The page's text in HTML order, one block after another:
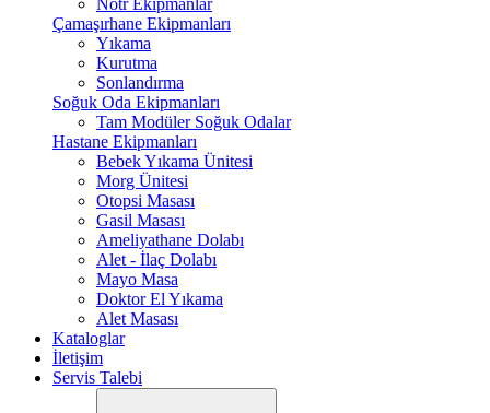
Çamaşırhane Ekipmanları
Yıkama
Kurutma
Sonlandırma
Soğuk Oda Ekipmanları
Tam Modüler Soğuk Odalar
Hastane Ekipmanları
Bebek Yıkama Ünitesi
Morg Ünitesi
Otopsi Masası
Gasil Masası
Ameliyathane Dolabı
Alet - İlaç Dolabı
Mayo Masa
Doktor El Yıkama
Alet Masası
Kataloglar
İletişim
Servis Talebi